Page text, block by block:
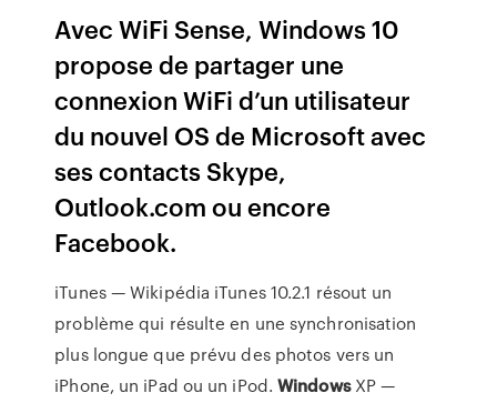
Avec WiFi Sense, Windows 10
propose de partager une
connexion WiFi d’un utilisateur
du nouvel OS de Microsoft avec
ses contacts Skype,
Outlook.com ou encore
Facebook.
iTunes — Wikipédia iTunes 10.2.1 résout un
problème qui résulte en une synchronisation
plus longue que prévu des photos vers un
iPhone, un iPad ou un iPod.WindowsXP —